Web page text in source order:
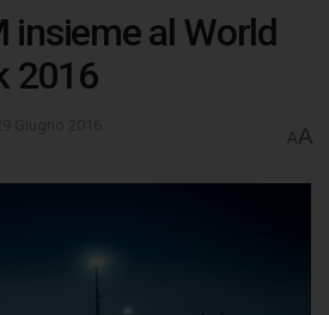
insieme al World
2016
AA